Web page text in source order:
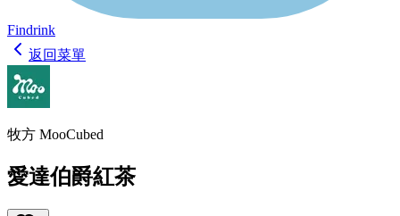
Findrink
返回菜單
牧方 MooCubed
愛達伯爵紅茶